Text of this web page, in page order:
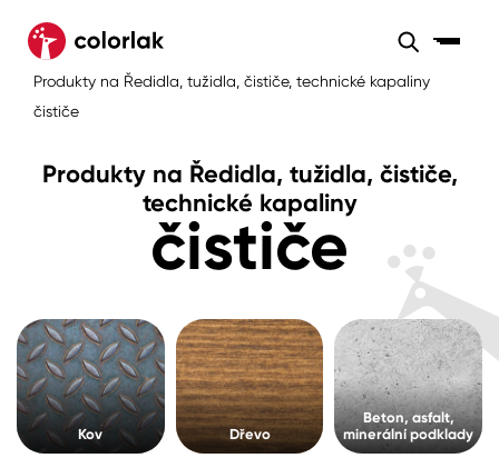
Maloobchod Velkoobchod Sortiment
systémy
Tónovací systémy
Úvod Aktuality
Sortiment
Kov
Dřevo
Plast, sklo, keramika
Stěny
Tónovací systémy
Colorlak Dekor
Colorlak Profi
Sortiment
Produkty na Ředidla, tužidla, čističe, technické kapaliny
čističe
Produkty na Ředidla, tužidla, čističe,
technické kapaliny
čističe
Kov Dřevo
Beton, asfalt,
minerální podklady